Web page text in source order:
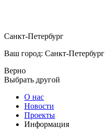
Санкт-Петербург
Ваш город: Санкт-Петербург
Верно
Выбрать другой
О нас
Новости
Проекты
Информация